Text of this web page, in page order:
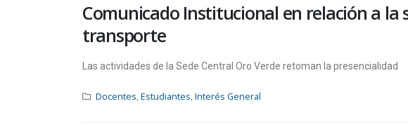
Comunicado Institucional en relación a la
transporte
Las actividades de la Sede Central Oro Verde retoman la presencialidad
Docentes,Estudiantes,Interés General